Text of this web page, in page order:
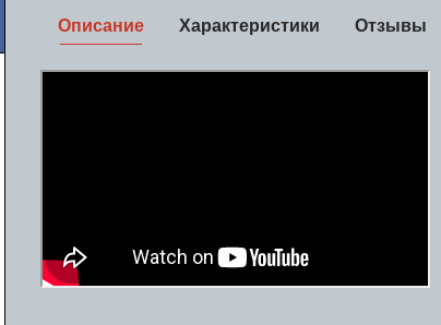
Описание Характеристики Отзывы